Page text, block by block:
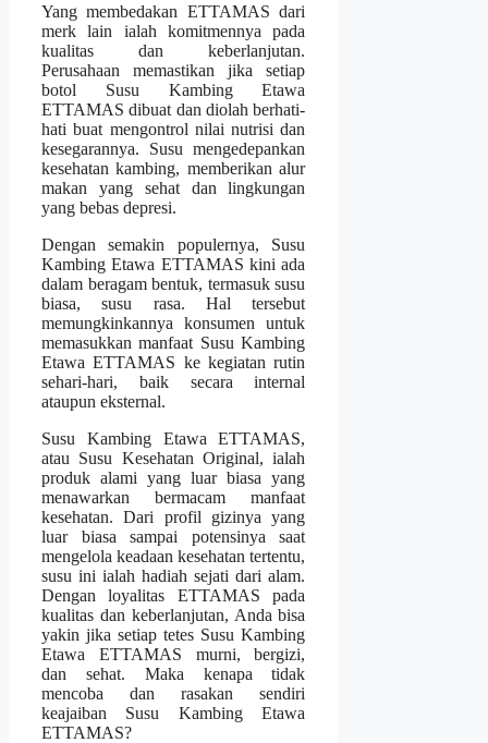
Yang membedakan ETTAMAS dari
merk lain ialah komitmennya pada
kualitas dan keberlanjutan.
Perusahaan memastikan jika setiap
botol Susu Kambing Etawa
ETTAMAS dibuat dan diolah berhati-
hati buat mengontrol nilai nutrisi dan
kesegarannya. Susu mengedepankan
kesehatan kambing, memberikan alur
makan yang sehat dan lingkungan
yang bebas depresi.
Dengan semakin populernya, Susu
Kambing Etawa ETTAMAS kini ada
dalam beragam bentuk, termasuk susu
biasa, susu rasa. Hal tersebut
memungkinkannya konsumen untuk
memasukkan manfaat Susu Kambing
Etawa ETTAMAS ke kegiatan rutin
sehari-hari, baik secara internal
ataupun eksternal.
Susu Kambing Etawa ETTAMAS,
atau Susu Kesehatan Original, ialah
produk alami yang luar biasa yang
menawarkan bermacam manfaat
kesehatan. Dari profil gizinya yang
luar biasa sampai potensinya saat
mengelola keadaan kesehatan tertentu,
susu ini ialah hadiah sejati dari alam.
Dengan loyalitas ETTAMAS pada
kualitas dan keberlanjutan, Anda bisa
yakin jika setiap tetes Susu Kambing
Etawa ETTAMAS murni, bergizi,
dan sehat. Maka kenapa tidak
mencoba dan rasakan sendiri
keajaiban Susu Kambing Etawa
ETTAMAS?